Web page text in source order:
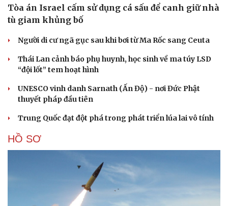
Tòa án Israel cấm sử dụng cá sấu để canh giữ nhà
tù giam khủng bố
Người di cư ngã gục sau khi bơi từ Ma Rốc sang Ceuta
Thái Lan cảnh báo phụ huynh, học sinh về ma túy LSD
“đội lốt” tem hoạt hình
UNESCO vinh danh Sarnath (Ấn Độ) - nơi Đức Phật
thuyết pháp đầu tiên
Trung Quốc đạt đột phá trong phát triển lúa lai vô tính
HỒ SƠ